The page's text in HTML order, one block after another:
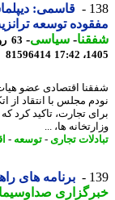
قاسمی:
توسعه
-سیاسی-
81596414
اقتصادی عضو هیات
مجلس با انتقاد از اتکای
تجارت، تاکید کرد که با
ها، ...
تجاری- توسعه-
برنامه های راهبردی سال
صداوسیما-